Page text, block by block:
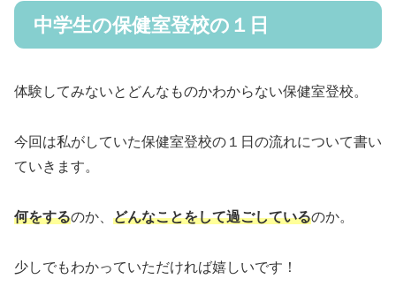
中学生の保健室登校の１日
体験してみないとどんなものかわからない保健室登校。
今回は私がしていた保健室登校の１日の流れについて書い
ていきます。
何をするのか、 どんなことをして過ごしているのか。
少しでもわかっていただければ嬉しいです！